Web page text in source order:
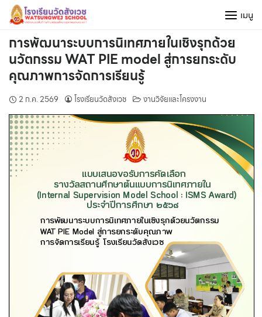
Skip
content
เมนู
การพัฒนาระบบการนิเทศภายในเชิงรุกด้วย
นวัตกรรม WAT PIE model สู่การยกระดับ
คุณภาพการจัดการเรียนรู้
2 ก.ค. 2569 โรงเรียนวัดสังเวช งานวิจัยและโครงงาน